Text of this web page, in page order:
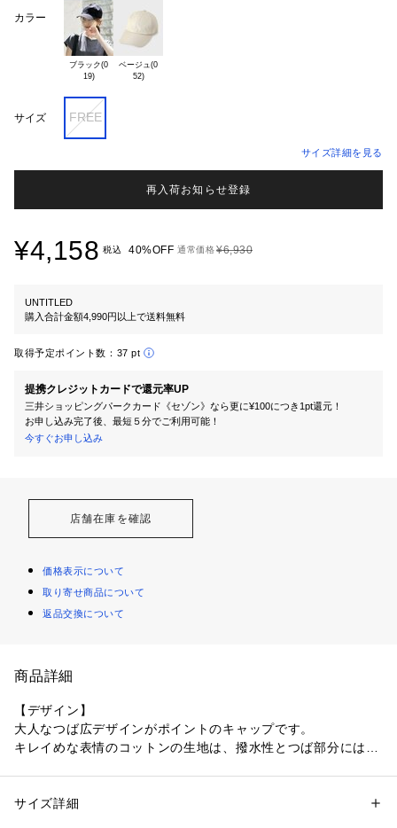
カラー
ブラック(0
19)
ベージュ(0
52)
サイズ FREE
サイズ詳細を見る
再入荷お知らせ登録
¥4,158 税込 40%OFF 通常価格¥6,930
UNTITLED
購入合計金額4,990円以上で送料無料
取得予定ポイント数： 37 pt
提携クレジットカードで還元率UP
三井ショッピングパークカード《セゾン》なら更に¥100につき1pt還元！
お申し込み完了後、最短５分でご利用可能！
今すぐお申し込み
店舗在庫を確認
価格表示について
取り寄せ商品について
返品交換について
商品詳細
【デザイン】
大人なつば広デザインがポイントのキャップです。
キレイめな表情のコットンの生地は、撥水性とつば部分には遮
果は永久的ではありません。）
性別：レディース
サイズ詳細